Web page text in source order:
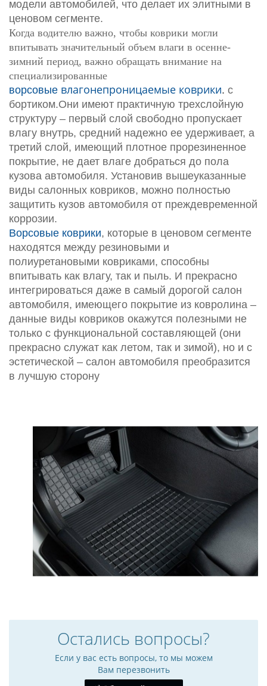
модели автомобилей, что делает их элитными в
ценовом сегменте.
Когда водителю важно, чтобы коврики могли
впитывать значительный объем влаги в осенне-
зимний период, важно обращать внимание на
специализированные
ворсовые влагонепроницаемые коврики. с
бортиком.Они имеют практичную трехслойную
структуру – первый слой свободно пропускает
влагу внутрь, средний надежно ее удерживает, а
третий слой, имеющий плотное прорезиненное
покрытие, не дает влаге добраться до пола
кузова автомобиля. Установив вышеуказанные
виды салонных ковриков, можно полностью
защитить кузов автомобиля от преждевременной
коррозии.
Ворсовые коврики, которые в ценовом сегменте
находятся между резиновыми и
полиуретановыми ковриками, способны
впитывать как влагу, так и пыль. И прекрасно
интегрироваться даже в самый дорогой салон
автомобиля, имеющего покрытие из ковролина –
данные виды ковриков окажутся полезными не
только с функциональной составляющей (они
прекрасно служат как летом, так и зимой), но и с
эстетической – салон автомобиля преобразится
в лучшую сторону
Остались вопросы?
Если у вас есть вопросы, то мы можем
Вам перезвонить